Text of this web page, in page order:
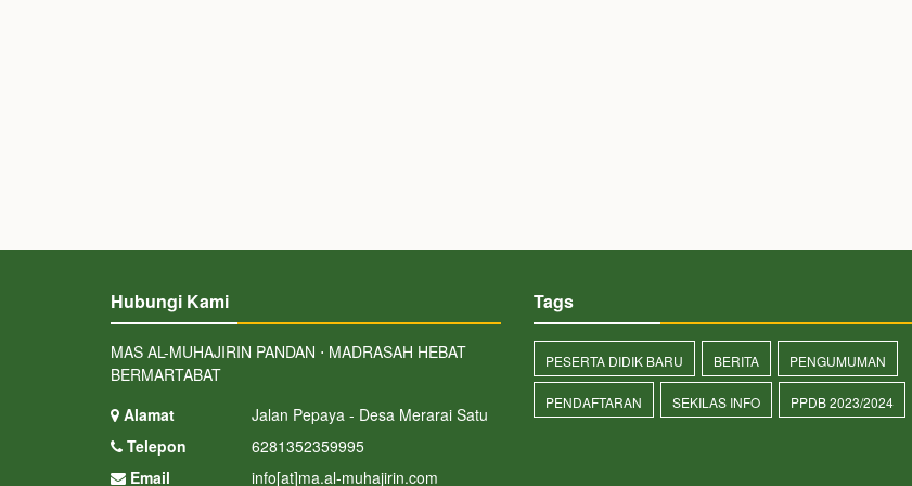
Hubungi Kami
MAS AL-MUHAJIRIN PANDAN ⋅ MADRASAH HEBAT
BERMARTABAT
Alamat
Jalan Pepaya - Desa Merarai Satu
Telepon
6281352359995
Email
info[at]ma.al-muhajirin.com
Tags
PESERTA DIDIK BARU BERITA PENGUMUMAN
PENDAFTARAN SEKILAS INFO PPDB 2023/2024